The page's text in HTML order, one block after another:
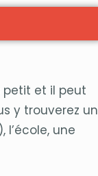
petit et il peut
y trouverez un
une